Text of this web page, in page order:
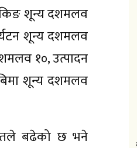
शून्य दशमलव
शून्य दशमलव
१०, उत्पादन
शून्य दशमलव
बढेको छ भने